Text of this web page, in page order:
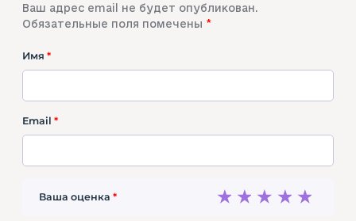
Ваш адрес email не будет опубликован.
Обязательные поля помечены *
Имя *
Email *
Ваша оценка * 4
3
2
1